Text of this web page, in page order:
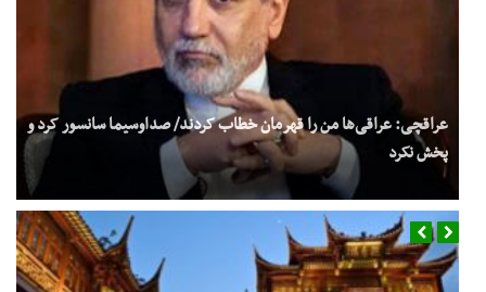
عراقچی: عراقی‌ها من را قهرمان خطاب کردند/ صداوسیما سانسور کرد و
پخش نکرد